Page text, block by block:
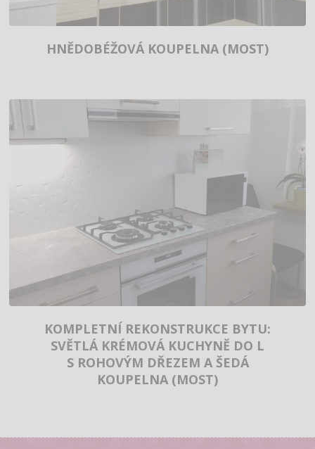
HNĚDOBÉŽOVÁ KOUPELNA (MOST)
KOMPLETNÍ REKONSTRUKCE BYTU:
SVĚTLÁ KRÉMOVÁ KUCHYNĚ DO L
S ROHOVÝM DŘEZEM A ŠEDÁ
KOUPELNA (MOST)